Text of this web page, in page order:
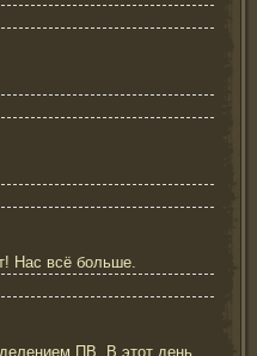
Нас всё больше.
ПВ. В этот день